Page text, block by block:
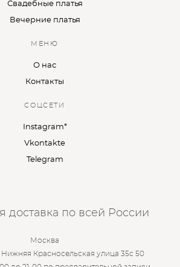
Свадебные платья
Вечерние платья
МЕНЮ
О нас
Контакты
СОЦСЕТИ
Instagram*
Vkontakte
Telegram
доставка по всей России
Москва
Красносельская улица 35с 50